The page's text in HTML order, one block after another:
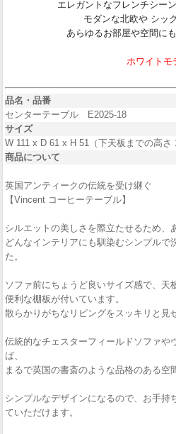
エレガントなフレンチシー
モダンな北欧や シッ
あらゆるお部屋や空間に
ホワイトモ
品名・品番
センターテーブル E2025-18
サイズ
W 111 x D 61 x H 51（下天板までの高さ
商品について
英国アンティークの伝統を受け継ぐ
【Vincent コーヒーテーブル】
シルエットの美しさを際立たせるため、
どんなインテリアにも馴染むシンプルで
た。
ソファ前にちょうど良いサイズ感で、天
便利な棚板が付いています。
散らかりがちなリビングをスッキリと見
伝統的なチェスターフィールドソファや
ば、
まるで英国の書斎のような品格のある空
シンプルなデザインになるので、お手持
ていただけます。